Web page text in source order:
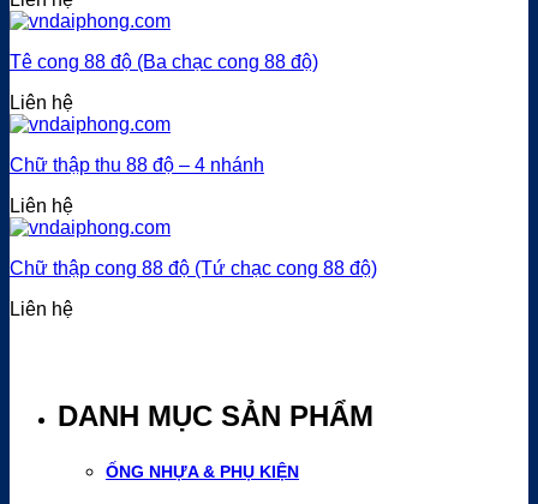
Tê cong 88 độ (Ba chạc cong 88 độ)
Liên hệ
Chữ thập thu 88 độ – 4 nhánh
Liên hệ
Chữ thập cong 88 độ (Tứ chạc cong 88 độ)
Liên hệ
DANH MỤC SẢN PHẨM
ỐNG NHỰA & PHỤ KIỆN